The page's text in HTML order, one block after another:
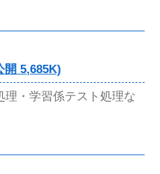
開 5,685K)
理・学習係テスト処理な